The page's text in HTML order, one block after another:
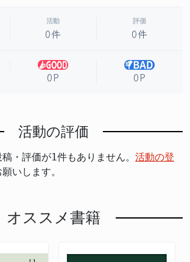
活動
0件
評価
0件
0P 0P
活動の評価
・評価が1件もありません。 活動の登
いします。
オススメ書籍